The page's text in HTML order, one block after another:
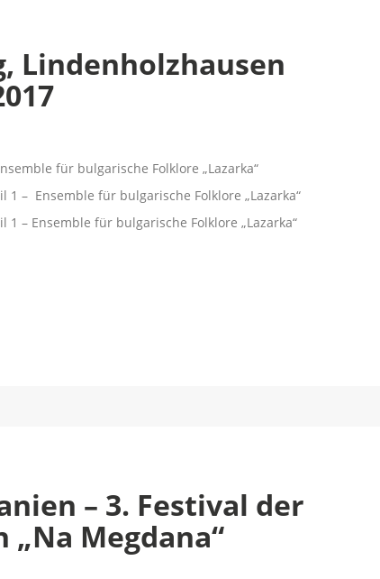
Lindenholzhausen
für bulgarische Folklore „Lazarka“
1 – Ensemble für bulgarische Folklore „Lazarka“
– Ensemble für bulgarische Folklore „Lazarka“
– 3. Festival der
Megdana“